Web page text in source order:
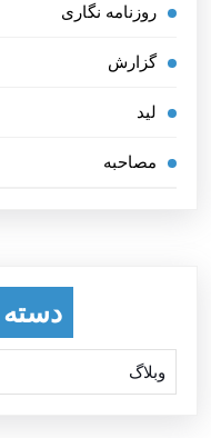
روزنامه نگاری
گزارش
لید
مصاحبه